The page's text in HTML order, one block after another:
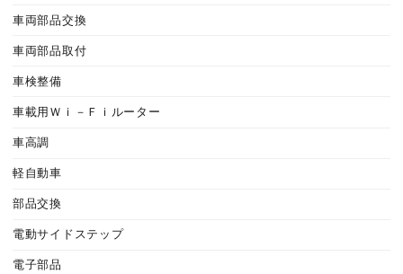
車両部品交換
車両部品取付
車検整備
車載用Ｗｉ－Ｆｉルーター
車高調
軽自動車
部品交換
電動サイドステップ
電子部品